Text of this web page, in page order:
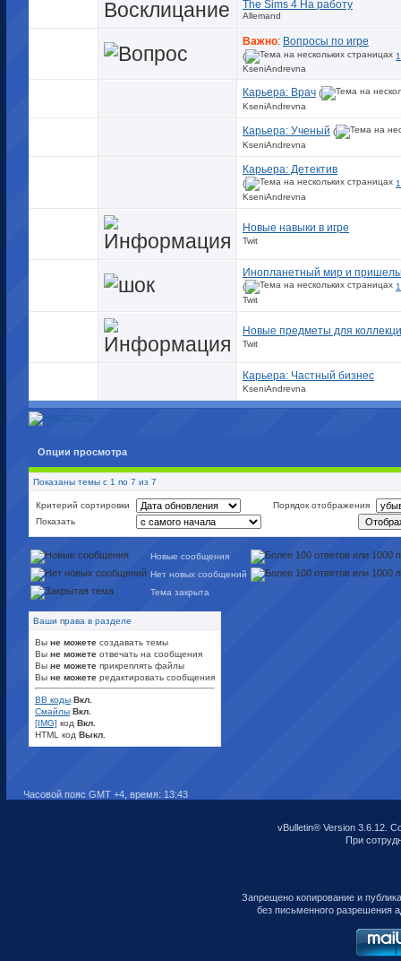
The Sims 4 На работу
Allemand
Важно: Вопросы по игре
(
1
KseniAndrevna
Карьера: Врач (
KseniAndrevna
Карьера: Ученый (
KseniAndrevna
Карьера: Детектив
(
1
KseniAndrevna
Новые навыки в игре
Twit
Инопланетный мир и
(
1
Twit
Новые предметы для
Twit
Карьера: Частный бизнес
KseniAndrevna
Опции просмотра
Показаны темы с 1 по 7 из 7
Критерий сортировки
Порядок отображения
Показать
Новые сообщения
Нет новых сообщений
Тема закрыта
Ваши права в разделе
Вы не можете создавать темы
Вы не можете отвечать на сообщения
Вы не можете прикреплять файлы
Вы не можете редактировать сообщения
BB коды Вкл.
Смайлы Вкл.
[IMG] код Вкл.
HTML код Выкл.
Часовой пояс GMT +4, время: 13:43
vBulletin® Version 3.6.12.
При
Запрещено копирование и
без письменного разрешения